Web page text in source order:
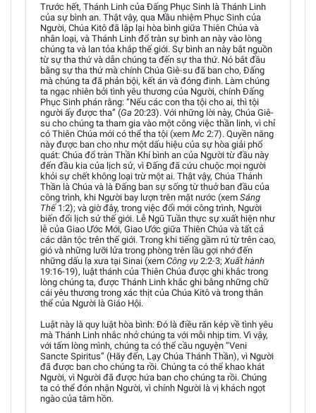
Trước hết, Thánh Linh của Đấng Phục Sinh là Thánh Linh
của sự bình an. Thật vậy, qua Mầu nhiệm Phục Sinh của
Người, Chúa Kitô đã lập lại hòa bình giữa Thiên Chúa và
nhân loại, và Thánh Linh đổ tràn sự bình an này vào lòng
chúng ta và lan tỏa khắp thế giới. Sự bình an này bắt nguồn
từ sự tha thứ và dẫn chúng ta đến sự tha thứ. Nó bắt đầu
bằng sự tha thứ mà chính Chúa Giê-su đã ban cho, Đấng
mà chúng ta đã phản bội, kết án và đóng đinh. Làm chúng
ta ngạc nhiên bởi tình yêu thương của Người, chính Đấng
Phục Sinh phán rằng: “Nếu các con tha tội cho ai, thì tội
người ấy được tha” (Ga 20:23). Với những lời này, Chúa Giê-
su cho chúng ta tham gia vào một công việc thần linh, vì chỉ
có Thiên Chúa mới có thể tha tội (xem Mc 2:7). Quyền năng
này được ban cho như một dấu hiệu của sự hòa giải phổ
quát: Chúa đổ tràn Thần Khí bình an của Người từ đầu này
đến đầu kia của lịch sử, vì Đấng đã cứu chuộc mọi người
khỏi sự chết không loại trừ một ai. Thật vậy, Chúa Thánh
Thần là Chúa và là Đấng ban sự sống từ thuở ban đầu của
công trình, khi Người bay lượn trên mặt nước (xem Sáng
Thế 1:2); và giờ đây, trong việc đổi mới công trình, Người
biến đổi lịch sử thế giới. Lễ Ngũ Tuần thực sự xuất hiện như
lễ của Giao Ước Mới, Giao Ước giữa Thiên Chúa và tất cả
các dân tộc trên thế giới. Trong khi tiếng gầm rú từ trên cao,
gió và những lưỡi lửa trong phòng trên lầu gợi nhớ đến
những dấu lạ xưa tại Sinai (xem Công vụ 2:2-3; Xuất hành
19:16-19), luật thánh của Thiên Chúa được ghi khắc trong
lòng chúng ta, được Thánh Linh khắc ghi bằng những chữ
cái yêu thương trong xác thịt của Chúa Kitô và trong thân
thể của Người là Giáo Hội.
Luật này là quy luật hòa bình: Đó là điều răn kép về tình yêu
mà Thánh Linh nhắc nhở chúng ta với mỗi nhịp tim. Vì vậy,
với tấm lòng mình, chúng ta có thể cầu nguyện “Veni
Sancte Spiritus” (Hãy đến, Lạy Chúa Thánh Thần), vì Người
đã được ban cho chúng ta rồi. Chúng ta có thể khao khát
Người, vì Người đã được hứa ban cho chúng ta rồi. Chúng
ta có thể đón nhận Người, vì chính Người là vị khách ngọt
ngào của tâm hồn.